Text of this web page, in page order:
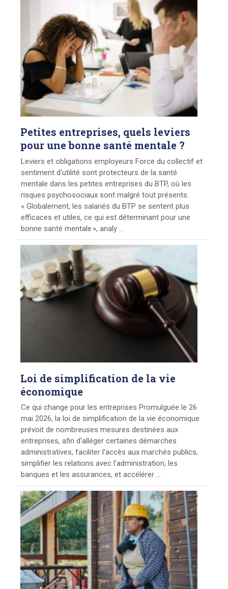
Petites entreprises, quels leviers
pour une bonne santé mentale ?
Leviers et obligations employeurs Force du collectif et
sentiment d'utilité sont protecteurs de la santé
mentale dans les petites entreprises du BTP, où les
risques psychosociaux sont malgré tout présents.
« Globalement, les salariés du BTP se sentent plus
efficaces et utiles, ce qui est déterminant pour une
bonne santé mentale », analy ...
Loi de simplification de la vie
économique
Ce qui change pour les entreprises Promulguée le 26
mai 2026, la loi de simplification de la vie économique
prévoit de nombreuses mesures destinées aux
entreprises, afin d'alléger certaines démarches
administratives, faciliter l'accès aux marchés publics,
simplifier les relations avec l'administration, les
banques et les assurances, et accélérer ...